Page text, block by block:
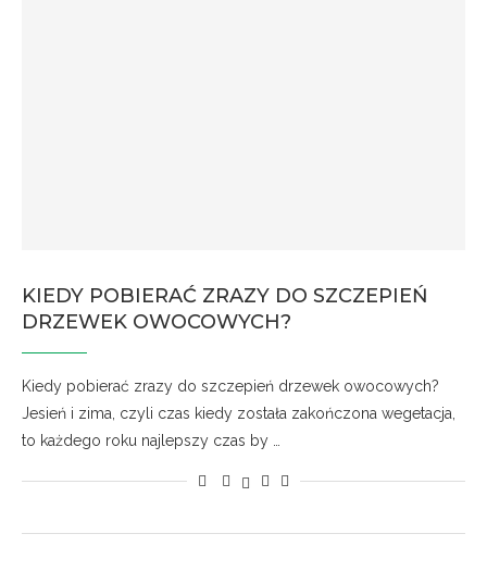
KIEDY POBIERAĆ ZRAZY DO SZCZEPIEŃ
DRZEWEK OWOCOWYCH?
Kiedy pobierać zrazy do szczepień drzewek owocowych?
Jesień i zima, czyli czas kiedy została zakończona wegetacja,
to każdego roku najlepszy czas by …